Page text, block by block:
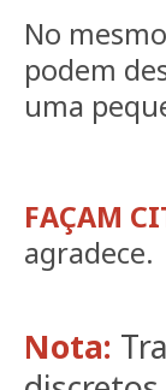
No
podem
uma
FAÇAM
agradece.
Nota: